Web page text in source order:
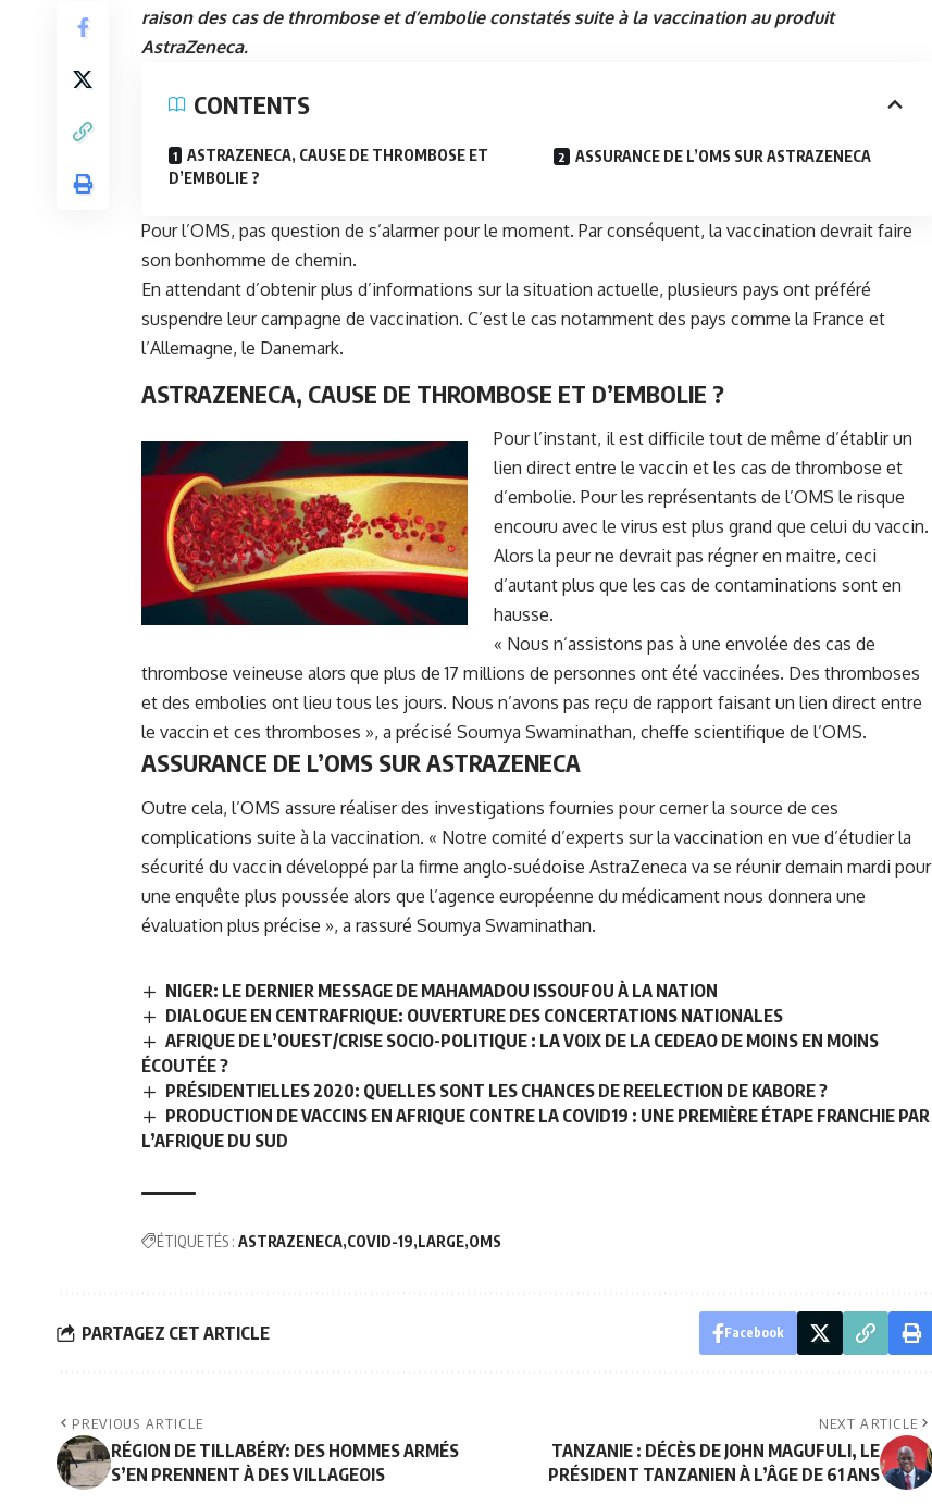
raison des cas de thrombose et d’embolie constatés suite à la vaccination au produit
AstraZeneca.
CONTENTS
ASTRAZENECA, CAUSE DE THROMBOSE ET
D’EMBOLIE ?
ASSURANCE DE L’OMS SUR ASTRAZENECA
Pour l’OMS, pas question de s’alarmer pour le moment. Par conséquent, la vaccination devrait faire
son bonhomme de chemin.
En attendant d’obtenir plus d’informations sur la situation actuelle, plusieurs pays ont préféré
suspendre leur campagne de vaccination. C’est le cas notamment des pays comme la France et
l’Allemagne, le Danemark.
ASTRAZENECA, CAUSE DE THROMBOSE ET D’EMBOLIE ?
Pour l’instant, il est difficile tout de même d’établir un
lien direct entre le vaccin et les cas de thrombose et
d’embolie. Pour les représentants de l’OMS le risque
encouru avec le virus est plus grand que celui du vaccin.
Alors la peur ne devrait pas régner en maitre, ceci
d’autant plus que les cas de contaminations sont en
hausse.
« Nous n’assistons pas à une envolée des cas de
thrombose veineuse alors que plus de 17 millions de personnes ont été vaccinées. Des thromboses
et des embolies ont lieu tous les jours. Nous n’avons pas reçu de rapport faisant un lien direct entre
le vaccin et ces thromboses », a précisé Soumya Swaminathan, cheffe scientifique de l’OMS.
ASSURANCE DE L’OMS SURASTRAZENECA
Outre cela, l’OMS assure réaliser des investigations fournies pour cerner la source de ces
complications suite à la vaccination. « Notre comité d’experts sur la vaccination en vue d’étudier la
sécurité du vaccin développé par la firme anglo-suédoise AstraZeneca va se réunir demain mardi pour
une enquête plus poussée alors que l’agence européenne du médicament nous donnera une
évaluation plus précise », a rassuré Soumya Swaminathan.
NIGER: LE DERNIER MESSAGE DE MAHAMADOU ISSOUFOU À LA NATION
DIALOGUE EN CENTRAFRIQUE: OUVERTURE DES CONCERTATIONS NATIONALES
AFRIQUE DE L’OUEST/CRISE SOCIO-POLITIQUE : LA VOIX DE LA CEDEAO DE MOINS EN MOINS
ÉCOUTÉE ?
PRÉSIDENTIELLES 2020: QUELLES SONT LES CHANCES DE REELECTION DE KABORE ?
PRODUCTION DE VACCINS EN AFRIQUE CONTRE LA COVID19 : UNE PREMIÈRE ÉTAPE FRANCHIE PAR
L’AFRIQUE DU SUD
ÉTIQUETÉS : ASTRAZENECA COVID-19 LARGE OMS
PARTAGEZ CET ARTICLE Facebook
PREVIOUS ARTICLE
RÉGION DE TILLABÉRY: DES HOMMES ARMÉS
S’EN PRENNENT À DES VILLAGEOIS
NEXT ARTICLE
TANZANIE : DÉCÈS DE JOHN MAGUFULI, LE
PRÉSIDENT TANZANIEN À L’ÂGE DE 61 ANS